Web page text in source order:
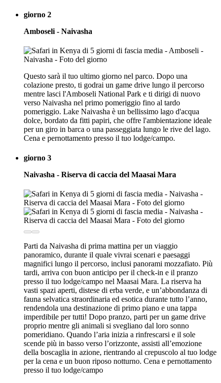
giorno 2
Amboseli - Naivasha
Questo sarà il tuo ultimo giorno nel parco. Dopo una
colazione presto, ti godrai un game drive lungo il percorso
mentre lasci l'Amboseli National Park e ti dirigi di nuovo
verso Naivasha nel primo pomeriggio fino al tardo
pomeriggio. Lake Naivasha è un bellissimo lago d'acqua
dolce, bordato da fitti papiri, che offre l'ambientazione ideale
per un giro in barca o una passeggiata lungo le rive del lago.
Cena e pernottamento presso il tuo lodge/campo.
giorno 3
Naivasha - Riserva di caccia del Maasai Mara
Parti da Naivasha di prima mattina per un viaggio
panoramico, durante il quale vivrai scenari e paesaggi
magnifici lungo il percorso, inclusi panorami mozzafiato. Più
tardi, arriva con buon anticipo per il check-in e il pranzo
presso il tuo lodge/campo nel Maasai Mara. La riserva ha
vasti spazi aperti, distese di erba verde, e un’abbondanza di
fauna selvatica straordinaria ed esotica durante tutto l’anno,
rendendola una destinazione di primo piano e una tappa
imperdibile per tutti! Dopo pranzo, parti per un game drive
proprio mentre gli animali si svegliano dal loro sonno
pomeridiano. Quando l’aria inizia a rinfrescarsi e il sole
scende più in basso verso l’orizzonte, assisti all’emozione
della boscaglia in azione, rientrando al crepuscolo al tuo lodge
per la cena e un buon riposo notturno. Cena e pernottamento
presso il tuo lodge/campo